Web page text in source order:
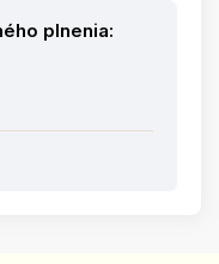
plnenia: